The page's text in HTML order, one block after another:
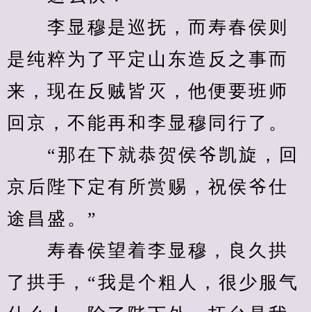
李显穆是巡抚，而寿春侯则
是纯粹为了平定山东造反之事而
来，现在反贼皆灭，他便要班师
回京，不能再和李显穆同行了。
“那在下就恭贺侯爷凯旋，回
京后陛下定有所赏赐，祝侯爷仕
途昌盛。”
寿春侯望着李显穆，良久拱
了拱手，“我是个粗人，很少服气